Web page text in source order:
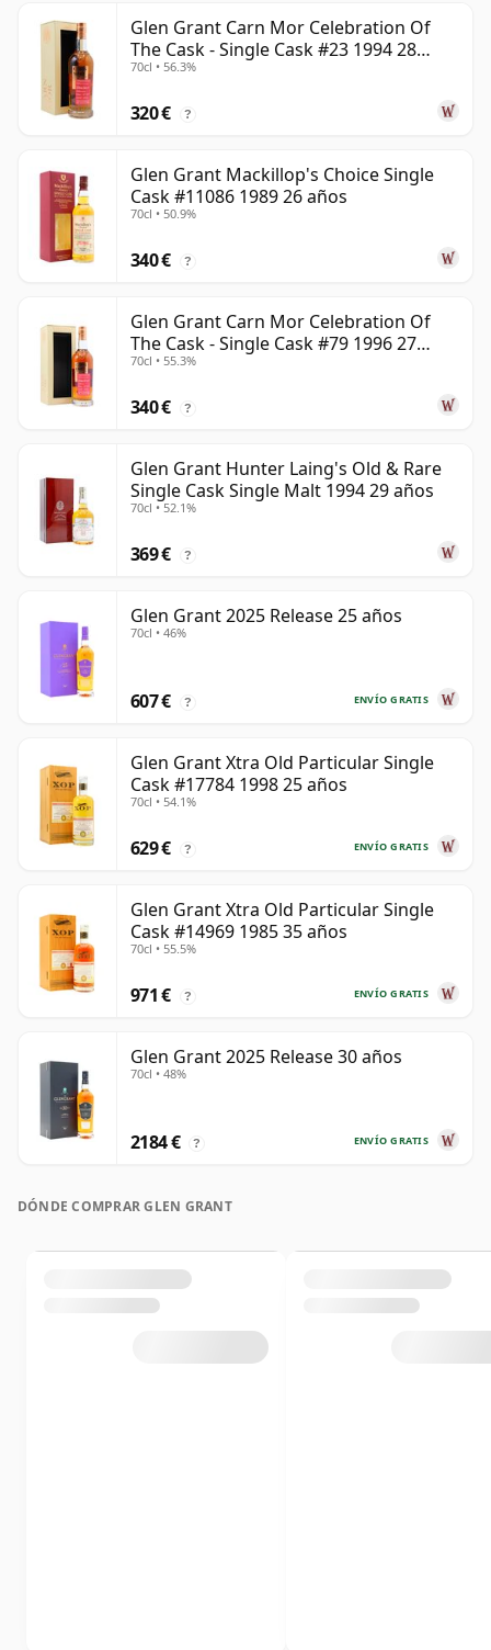
Glen Grant Carn Mor Celebration Of
The Cask - Single Cask #23 1994 28
años
70cl • 56.3%
320 € ?
Glen Grant Mackillop's Choice Single
Cask #11086 1989 26 años
70cl • 50.9%
340 € ?
Glen Grant Carn Mor Celebration Of
The Cask - Single Cask #79 1996 27
años
70cl • 55.3%
340 € ?
Glen Grant Hunter Laing's Old & Rare
Single Cask Single Malt 1994 29 años
70cl • 52.1%
369 € ?
Glen Grant 2025 Release 25 años
70cl • 46%
ENVÍO GRATIS
607 € ?
Glen Grant Xtra Old Particular Single
Cask #17784 1998 25 años
70cl • 54.1%
ENVÍO GRATIS
629 € ?
Glen Grant Xtra Old Particular Single
Cask #14969 1985 35 años
70cl • 55.5%
ENVÍO GRATIS
971 € ?
Glen Grant 2025 Release 30 años
70cl • 48%
ENVÍO GRATIS
2184 € ?
DÓNDE COMPRAR GLEN GRANT